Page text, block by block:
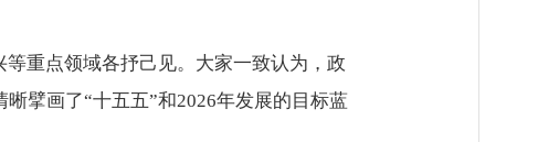
重点领域各抒己见。大家一致认为，政
擘画了“十五五”和2026年发展的目标蓝